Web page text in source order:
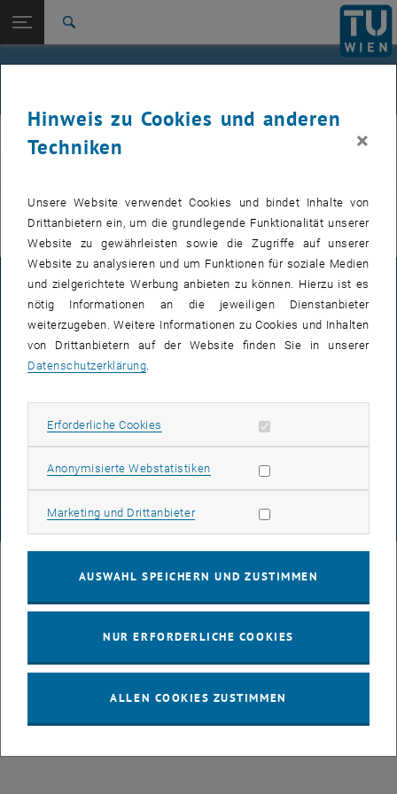
TU Login
Studium
International
Zur 1. Menü Ebene
E311-Institut für Fertigungstechnik und Photonische
Technologien
und Photonische Technologien
Veranstaltungen
IFT
Es gibt keine Veranstaltungen in der aktuellen Ansicht.
© TU Wien
IMPRESSUM
BARRIEREFREIHEITSERKLÄRUNG
COOKIEEINSTELLUNGEN
Hinweis zu Cookies und anderen
Techniken
×
Unsere Website verwendet Cookies und bindet Inhalte von
Drittanbietern ein, um die grundlegende Funktionalität unserer
Website zu gewährleisten sowie die Zugriffe auf unserer
Website zu analysieren und um Funktionen für soziale Medien
und zielgerichtete Werbung anbieten zu können. Hierzu ist es
nötig Informationen an die jeweiligen Dienstanbieter
weiterzugeben. Weitere Informationen zu Cookies und Inhalten
von Drittanbietern auf der Website finden Sie in unserer
Datenschutzerklärung.
Erforderliche Cookies Erforderliche Cookies zulassen
Anonymisierte WebstatistikenStatistik Cookies zulassen
Marketing und DrittanbieterMarketing Cookies zulassen
AUSWAHL SPEICHERN UND ZUSTIMMEN
NUR ERFORDERLICHE COOKIES
ALLEN COOKIES ZUSTIMMEN